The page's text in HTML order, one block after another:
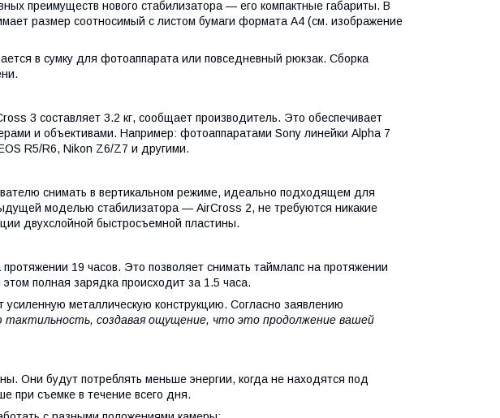
преимуществ нового стабилизатора — его компактные габариты. В
размер соотносимый с листом бумаги формата А4 (см. изображение
в сумку для фотоаппарата или повседневный рюкзак. Сборка
3 составляет 3.2 кг, сообщает производитель. Это обеспечивает
и объективами. Например: фотоаппаратами Sony линейки Alpha 7
R5/R6, Nikon Z6/Z7 и другими.
снимать в вертикальном режиме, идеально подходящем для
моделью стабилизатора — AirCross 2, не требуются никакие
двухслойной быстросъемной пластины.
19 часов. Это позволяет снимать таймлапс на протяжении
полная зарядка происходит за 1.5 часа.
металлическую конструкцию. Согласно заявлению
тактильность, создавая ощущение, что это продолжение вашей
Они будут потреблять меньше энергии, когда не находятся под
при съемке в течение всего дня.